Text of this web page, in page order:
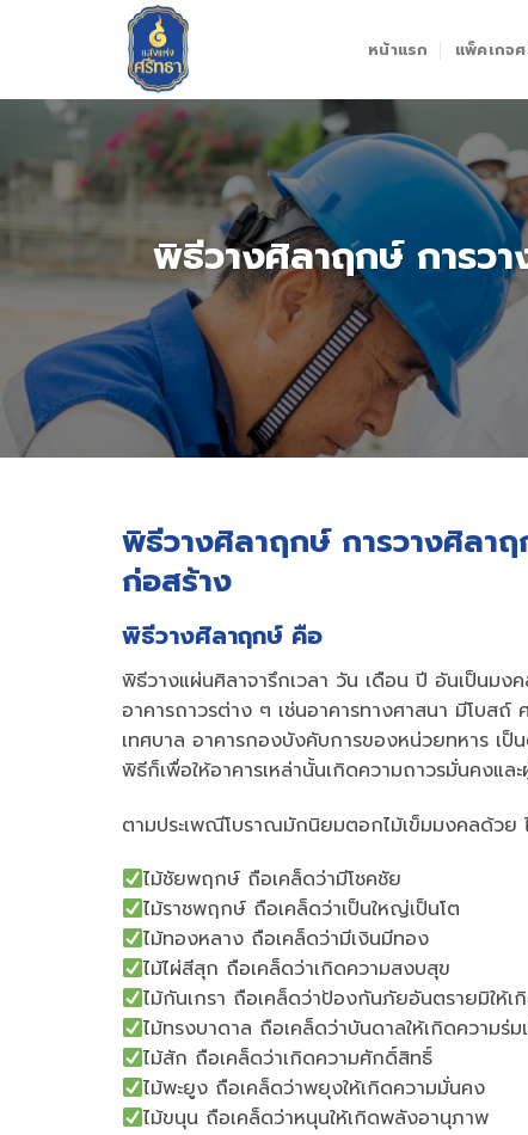
หน้าแรก แพ็คเกจ
พิธีวางศิลาฤกษ์ การว
พิธีวางศิลาฤกษ์ การวางศิลา
ก่อสร้าง
พิธีวางศิลาฤกษ์ คือ
พิธีวางแผ่นศิลาจารึกเวลา วัน เดือน ปี อันเป็นม
อาคารถาวรต่าง ๆ เช่นอาคารทางศาสนา มีโบส
เทศบาล อาคารกองบังคับการของหน่วยทหาร เ
พิธีก็เพื่อให้อาคารเหล่านั้นเกิดความถาวรมั่นคงแ
ตามประเพณีโบราณมักนิยมตอกไม้เข็มมงคลด้ว
ไม้ชัยพฤกษ์ ถือเคล็ดว่ามีโชคชัย
ไม้ราชพฤกษ์ ถือเคล็ดว่าเป็นใหญ่เป็นโต
ไม้ทองหลาง ถือเคล็ดว่ามีเงินมีทอง
ไม้ไผ่สีสุก ถือเคล็ดว่าเกิดความสงบสุข
ไม้กันเกรา ถือเคล็ดว่าป้องกันภัยอันตรายมิให้เ
ไม้ทรงบาดาล ถือเคล็ดว่าบันดาลให้เกิดความร่ม
ไม้สัก ถือเคล็ดว่าเกิดความศักดิ์สิทธิ์
ไม้พะยูง ถือเคล็ดว่าพยุงให้เกิดความมั่นคง
ไม้ขนุน ถือเคล็ดว่าหนุนให้เกิดพลังอานุภาพ